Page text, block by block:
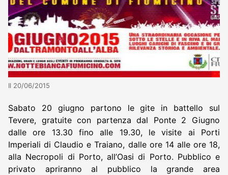
Il 20/06/2015
Sabato 20 giugno partono le gite in battello sul
Tevere, gratuite con partenza dal Ponte 2 Giugno
dalle ore 13.30 fino alle 19.30, le visite ai Porti
Imperiali di Claudio e Traiano, dalle ore 14 alle ore 18,
alla Necropoli di Porto, all’Oasi di Porto. Pubblico e
privato apriranno al pubblico la grande area